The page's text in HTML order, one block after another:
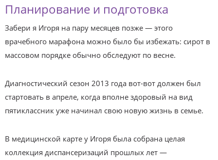
Планирование и подготовка
Забери я Игоря на пару месяцев позже — этого
врачебного марафона можно было бы избежать: сирот в
массовом порядке обычно обследуют по весне.
Диагностический сезон 2013 года вот-вот должен был
стартовать в апреле, когда вполне здоровый на вид
пятиклассник уже начинал свою новую жизнь в семье.
В медицинской карте у Игоря была собрана целая
коллекция диспансеризаций прошлых лет —